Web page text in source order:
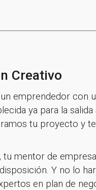
Creativo
emprendedor
ya para la
tu proyecto y
mentor de
Y no lo
en plan de